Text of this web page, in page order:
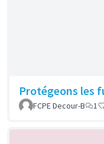
Protégeons les
FCPE Decour-B
1